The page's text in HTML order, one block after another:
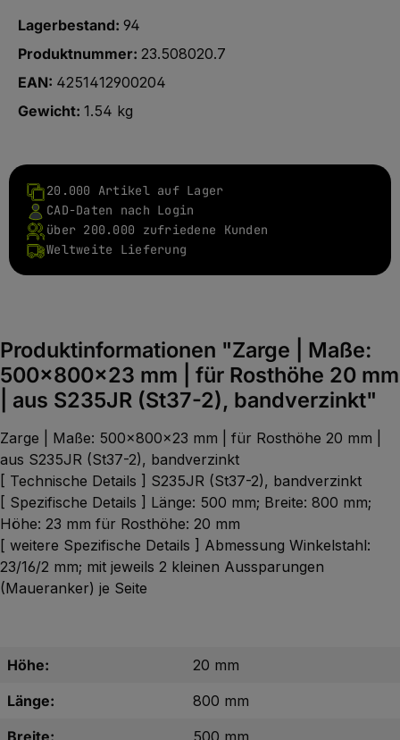
Lagerbestand: 94
Produktnummer: 23.508020.7
EAN: 4251412900204
Gewicht: 1.54 kg
20.000 Artikel auf Lager
CAD-Daten nach Login
über 200.000 zufriedene Kunden
Weltweite Lieferung
Produktinformationen "Zarge | Maße:
500x800x23 mm | für Rosthöhe 20 mm
| aus S235JR (St37-2), bandverzinkt"
Zarge | Maße: 500x800x23 mm | für Rosthöhe 20 mm |
aus S235JR (St37-2), bandverzinkt
[ Technische Details ] S235JR (St37-2), bandverzinkt
[ Spezifische Details ] Länge: 500 mm; Breite: 800 mm;
Höhe: 23 mm für Rosthöhe: 20 mm
[ weitere Spezifische Details ] Abmessung Winkelstahl:
23/16/2 mm; mit jeweils 2 kleinen Aussparungen
(Maueranker) je Seite
Höhe:
20 mm
Länge:
800 mm
Breite:
500 mm